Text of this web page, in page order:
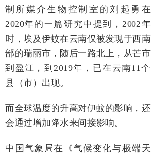
制所媒介生物控制室的刘起勇在
2020年的一篇研究中提到，2002年
时，埃及伊蚊在云南仅被发现于西南
部的瑞丽市，随后一路北上，从芒市
到盈江，到2019年，已在云南11个
县（市）出现。
而全球温度的升高对伊蚊的影响，还
会通过增加降水来间接影响。
中国气象局在《气候变化与极端天